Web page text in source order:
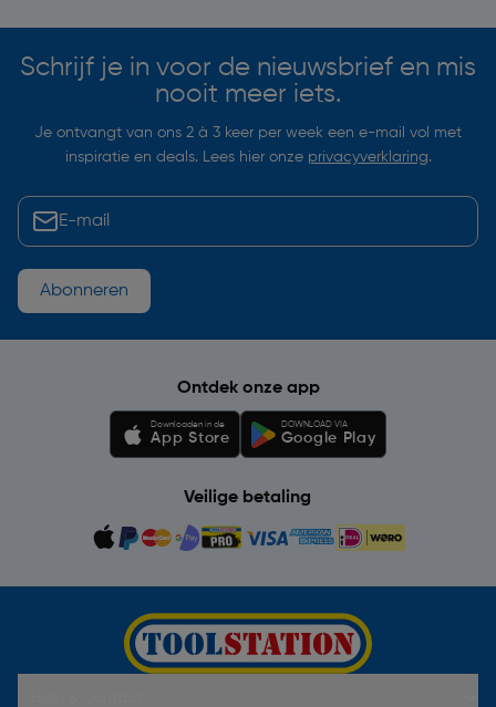
Schrijf je in voor de nieuwsbrief en mis
nooit meer iets.
Je ontvangt van ons 2 à 3 keer per week een e-mail vol met
inspiratie en deals. Lees hier onze privacyverklaring.
Abonneren
Ontdek onze app
Downloaden in de
App Store
DOWNLOAD VIA
Google Play
Veilige betaling